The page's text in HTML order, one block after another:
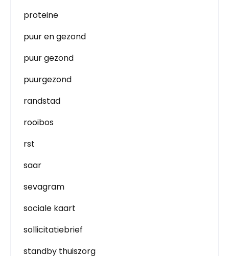
proteine
puur en gezond
puur gezond
puurgezond
randstad
rooibos
rst
saar
sevagram
sociale kaart
sollicitatiebrief
standby thuiszorg